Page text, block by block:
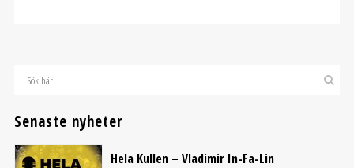
Senaste nyheter
Hela Kullen – Vladimir In-Fa-Lin